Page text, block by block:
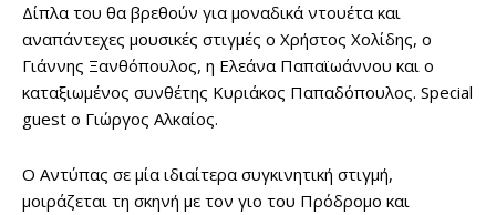
Δίπλα του θα βρεθούν για μοναδικά ντουέτα και
αναπάντεχες μουσικές στιγμές ο Χρήστος Χολίδης, ο
Γιάννης Ξανθόπουλος, η Ελεάνα Παπαϊωάννου και ο
καταξιωμένος συνθέτης Κυριάκος Παπαδόπουλος. Special
guest ο Γιώργος Αλκαίος.
Ο Αντύπας σε μία ιδιαίτερα συγκινητική στιγμή,
μοιράζεται τη σκηνή με τον γιο του Πρόδρομο και